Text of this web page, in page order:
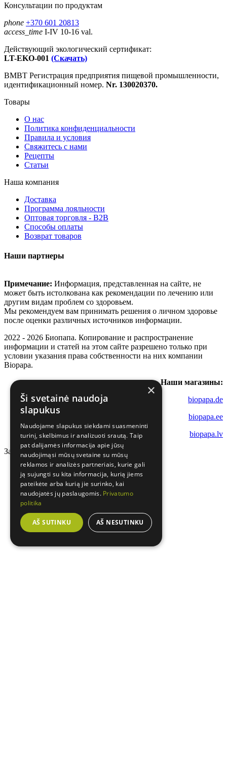
Консультации по продуктам
phone +370 601 20813
access_time I-IV 10-16 val.
Действующий экологический сертификат:
LT-EKO-001 (Скачать)
ВМВТ Регистрация предприятия пищевой промышленности,
идентификационный номер. Nr. 130020370.
Товары
О нас
Политика конфиденциальности
Правила и условия
Свяжитесь с нами
Рецепты
Статьи
Наша компания
Доставка
Программа лояльности
Оптовая торговля - B2B
Способы оплаты
Возврат товаров
Наши партнеры
Примечание: Информация, представленная на сайте, не
может быть истолкована как рекомендации по лечению или
другим видам проблем со здоровьем.
Мы рекомендуем вам принимать решения о личном здоровье
после оценки различных источников информации.
2022 - 2026 Биопапа. Копирование и распространение
информации и статей на этом сайте разрешено только при
условии указания права собственности на них компании
Biopapa.
Наши магазины:
biopapa.de
biopapa.ee
biopapa.lv
Загрузка...
×
Ši svetainė naudoja
slapukus
Naudojame slapukus siekdami suasmeninti
turinį, skelbimus ir analizuoti srautą. Taip
pat dalijamės informacija apie jūsų
naudojimąsi mūsų svetaine su mūsų
reklamos ir analizės partneriais, kurie gali
ją sujungti su kita informacija, kurią jiems
pateikėte arba kurią jie surinko, kai
naudojatės jų paslaugomis. Privatumo
politika
AŠ SUTINKU AŠ NESUTINKU